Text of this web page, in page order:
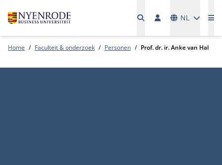
NL
Home Faculteit & onderzoek Personen Prof. dr. ir. Anke van Hal